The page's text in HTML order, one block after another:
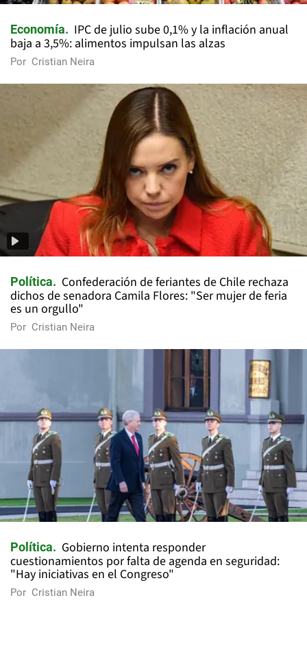
Economía
IPC de julio sube 0,1% y la inflación anual
baja a 3,5%: alimentos impulsan las alzas
Por Cristian Neira
Política
Confederación de feriantes de Chile rechaza
dichos de senadora Camila Flores: "Ser mujer de feria
es un orgullo"
Por Cristian Neira
Política
Gobierno intenta responder
cuestionamientos por falta de agenda en seguridad:
"Hay iniciativas en el Congreso"
Por Cristian Neira